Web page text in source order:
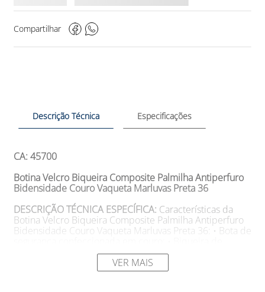
Compartilhar
Descrição Técnica Especificações
CA: 45700
Botina Velcro Biqueira Composite Palmilha Antiperfuro
Bidensidade Couro Vaqueta Marluvas Preta 36
DESCRIÇÃO TÉCNICA ESPECÍFICA: Características da
Botina Velcro Biqueira Composite Palmilha Antiperfuro
Bidensidade Couro Vaqueta Marluvas Preta 36: • Bota de
composite leve, antimagnética, anticorrosiva e
ultrarresistente; • Colarinho soft acolchoado, fechamento
por contato; • Solado em PU bidensidade, com sistema
VER MAIS